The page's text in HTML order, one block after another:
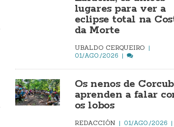
lugares para ver a
eclipse total na
da Morte
UBALDO CERQUEIRO
01/AGO./2026
Os nenos de
aprenden a falar
os lobos
REDACCIÓN 01/AGO./2026